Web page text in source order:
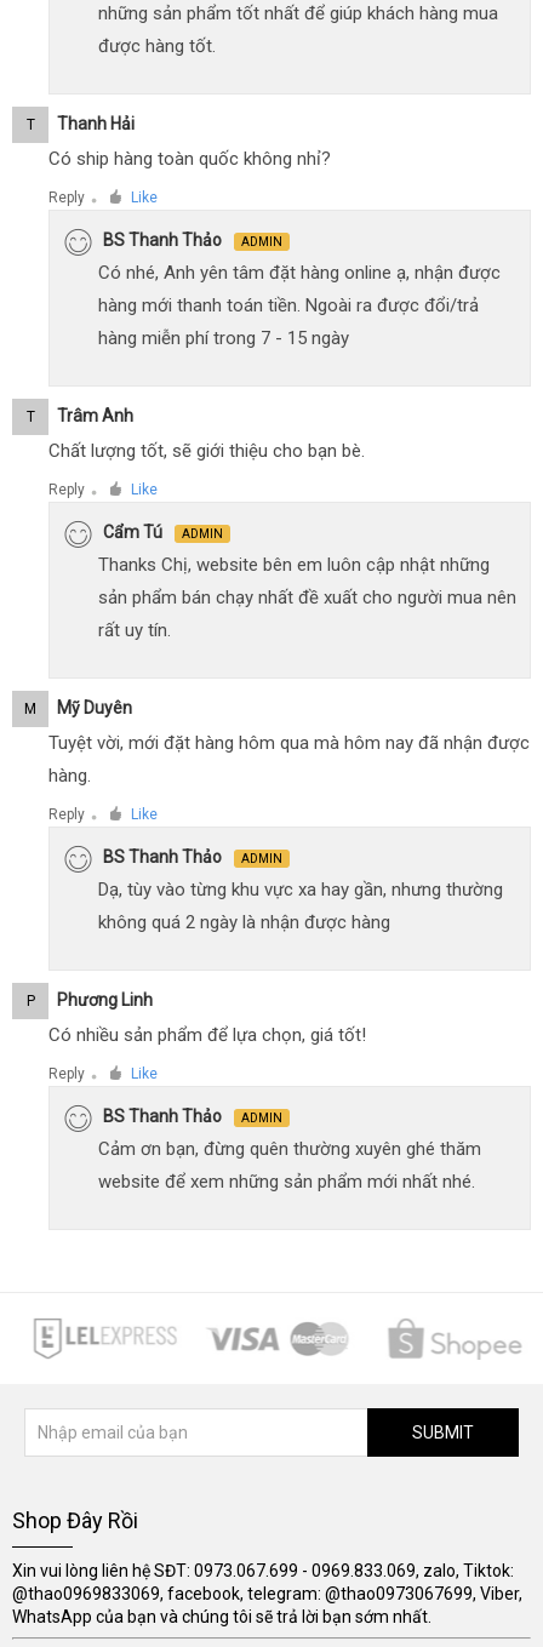
những sản phẩm tốt nhất để giúp khách hàng mua
được hàng tốt.
T Thanh Hải
Có ship hàng toàn quốc không nhỉ?
Reply ● Like
BS Thanh Thảo ADMIN
Có nhé, Anh yên tâm đặt hàng online ạ, nhận được
hàng mới thanh toán tiền. Ngoài ra được đổi/trả
hàng miễn phí trong 7 - 15 ngày
T Trâm Anh
Chất lượng tốt, sẽ giới thiệu cho bạn bè.
Reply ● Like
Cẩm Tú ADMIN
Thanks Chị, website bên em luôn cập nhật những
sản phẩm bán chạy nhất đề xuất cho người mua nên
rất uy tín.
M Mỹ Duyên
Tuyệt vời, mới đặt hàng hôm qua mà hôm nay đã nhận được
hàng.
Reply ● Like
BS Thanh Thảo ADMIN
Dạ, tùy vào từng khu vực xa hay gần, nhưng thường
không quá 2 ngày là nhận được hàng
P Phương Linh
Có nhiều sản phẩm để lựa chọn, giá tốt!
Reply ● Like
BS Thanh Thảo ADMIN
Cảm ơn bạn, đừng quên thường xuyên ghé thăm
website để xem những sản phẩm mới nhất nhé.
SUBMIT
Shop Đây Rồi
Xin vui lòng liên hệ SĐT: 0973.067.699 - 0969.833.069, zalo, Tiktok:
@thao0969833069, facebook, telegram: @thao0973067699, Viber,
WhatsApp của bạn và chúng tôi sẽ trả lời bạn sớm nhất.